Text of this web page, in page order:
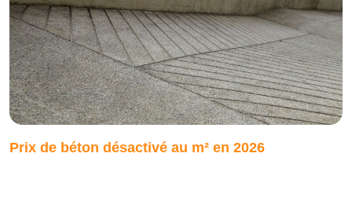
Prix de béton désactivé au m² en 2026